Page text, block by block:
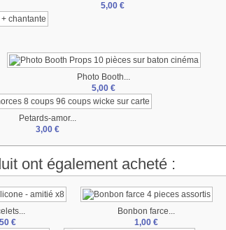
5,00 €
Photo Booth...
5,00 €
Petards-amor...
3,00 €
ont également acheté :
€
Bonbon farce...
1,00 €